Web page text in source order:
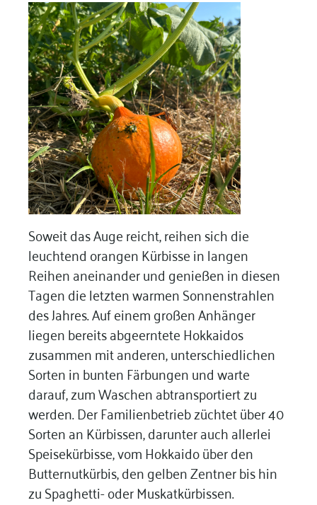
Soweit das Auge reicht, reihen sich die
leuchtend orangen Kürbisse in langen
Reihen aneinander und genießen in diesen
Tagen die letzten warmen Sonnenstrahlen
des Jahres. Auf einem großen Anhänger
liegen bereits abgeerntete Hokkaidos
zusammen mit anderen, unterschiedlichen
Sorten in bunten Färbungen und warte
darauf, zum Waschen abtransportiert zu
werden. Der Familienbetrieb züchtet über 40
Sorten an Kürbissen, darunter auch allerlei
Speisekürbisse, vom Hokkaido über den
Butternutkürbis, den gelben Zentner bis hin
zu Spaghetti- oder Muskatkürbissen.